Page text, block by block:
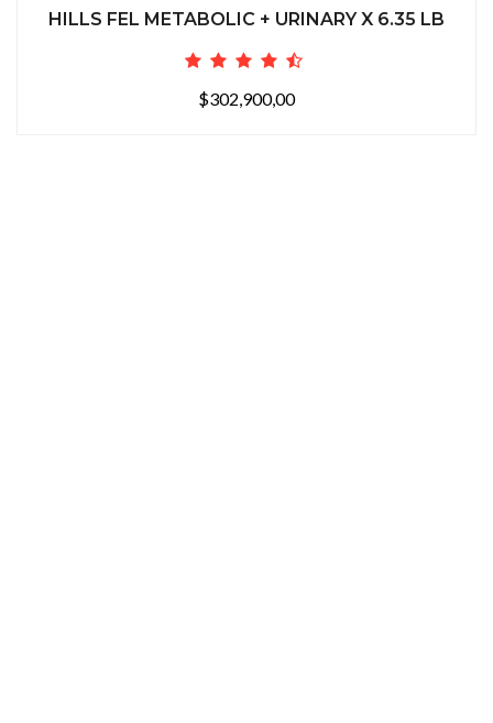
HILLS FEL METABOLIC + URINARY X 6.35 LB
$302,900,00